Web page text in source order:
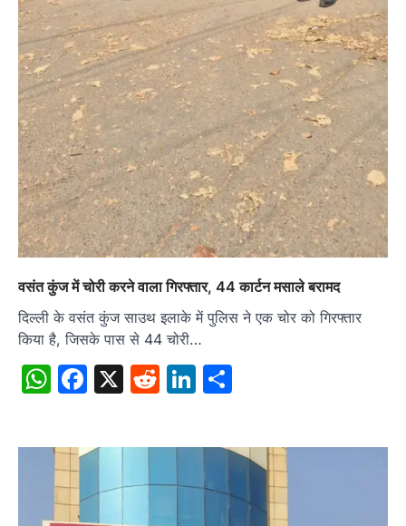
वसंत कुंज में चोरी करने वाला गिरफ्तार, 44 कार्टन मसाले बरामद
दिल्ली के वसंत कुंज साउथ इलाके में पुलिस ने एक चोर को गिरफ्तार
किया है, जिसके पास से 44 चोरी…
WhatsApp
Facebook
X RedditLinkedIn